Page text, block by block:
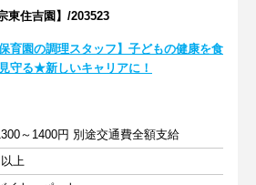
住吉園】/203523
保育園の調理スタッフ】子どもの健康を食
守る★新しいキャリアに！
～1400円 別途交通費全額支給
上